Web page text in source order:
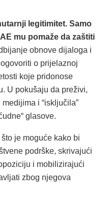
legitimitet. Samo
mu pomaže da zaštiti
obnove dijaloga i
o prijelaznoj
koje pridonose
U pokušaju da preživi,
i “isključila”
glasove.
je moguće kako bi
podrške, skrivajući
i mobilizirajući
zbog njegova